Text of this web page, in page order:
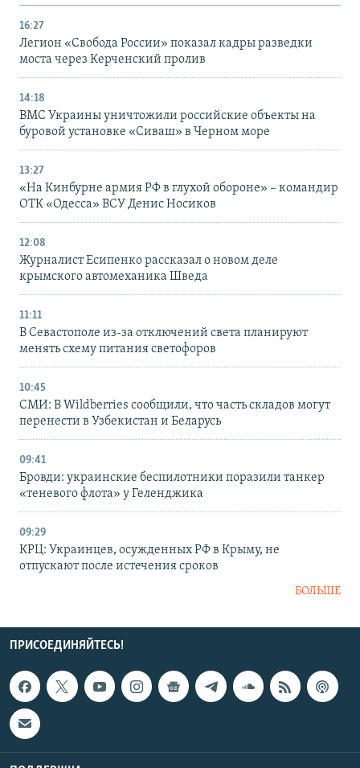
16:27
Легион «Свобода России» показал кадры разведки
моста через Керченский пролив
14:18
ВМС Украины уничтожили российские объекты на
буровой установке «Сиваш» в Черном море
13:27
«На Кинбурне армия РФ в глухой обороне» – командир
ОТК «Одесса» ВСУ Денис Носиков
12:08
Журналист Есипенко рассказал о новом деле
крымского автомеханика Шведа
11:11
В Севастополе из-за отключений света планируют
менять схему питания светофоров
10:45
СМИ: В Wildberries сообщили, что часть складов могут
перенести в Узбекистан и Беларусь
09:41
Бровди: украинские беспилотники поразили танкер
«теневого флота» у Геленджика
09:29
КРЦ: Украинцев, осужденных РФ в Крыму, не
отпускают после истечения сроков
БОЛЬШЕ
ПРИСОЕДИНЯЙТЕСЬ!